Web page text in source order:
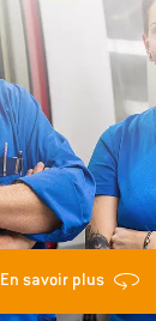
En savoir plus